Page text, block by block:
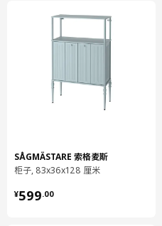
长度
SÅGMÄSTARE 索格麦斯
柜子, 83x36x128 厘米
¥599.00
¥ 599.00